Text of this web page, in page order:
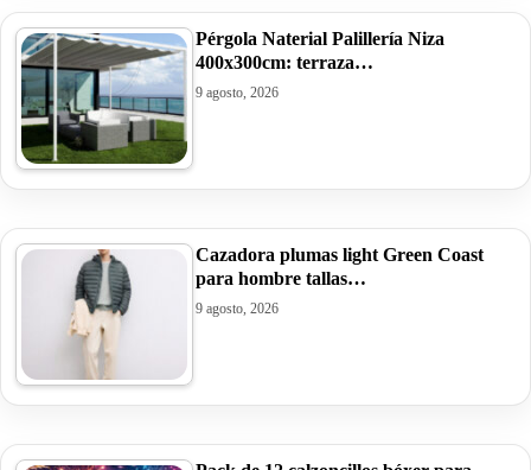
Pérgola Naterial Palillería Niza
400x300cm: terraza…
9 agosto, 2026
Cazadora plumas light Green Coast
para hombre tallas…
9 agosto, 2026